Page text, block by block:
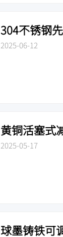
304不锈钢
2025-06-12
黄铜活塞式
2025-05-17
球墨铸铁可